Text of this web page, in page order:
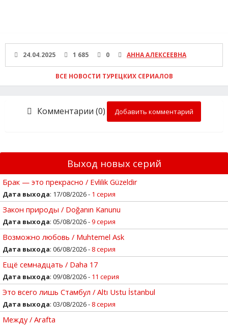
24.04.2025 1 685 0 АННА АЛЕКСЕЕВНА
ВСЕ НОВОСТИ ТУРЕЦКИХ СЕРИАЛОВ
Комментарии (0) Добавить комментарий
Выход новых серий
Брак — это прекрасно / Evlilik Güzeldir
Дата выхода: 17/08/2026 - 1 серия
Закон природы / Doğanın Kanunu
Дата выхода: 05/08/2026 -9 серия
Возможно любовь / Muhtemel Ask
Дата выхода: 06/08/2026 - 8 серия
Ещё семнадцать / Daha 17
Дата выхода: 09/08/2026 - 11 серия
Это всего лишь Стамбул / Altı Ustu İstanbul
Дата выхода: 03/08/2026 - 8 серия
Между / Arafta